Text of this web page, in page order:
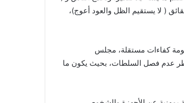
( لا يستقيم الظل والعود أعوج)،
كفاءات مستقلة، مجلس
عدم فصل السلطات، بحيث يكون ما